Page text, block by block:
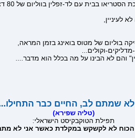
בוליום של מטוס בואינג בזמן המראה,
וקולים...
והם לא הבינו על מה בכלל הוא מדבר....
שמתם לב, החיים כבר
(טליה שפירא)
תפילת הטוקבקיסט הישראלי:
הכוח לא לקשקש במקלדת כאשר אני לא